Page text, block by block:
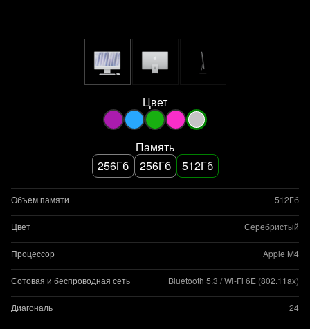
Цвет
Память
256Гб
256Гб 512Гб
Объем памяти 512Гб
Цвет Серебристый
Процессор Apple M4
Сотовая и беспроводная сеть Bluetooth 5.3 / Wi-Fi 6E (802.11ax)
Диагональ 24